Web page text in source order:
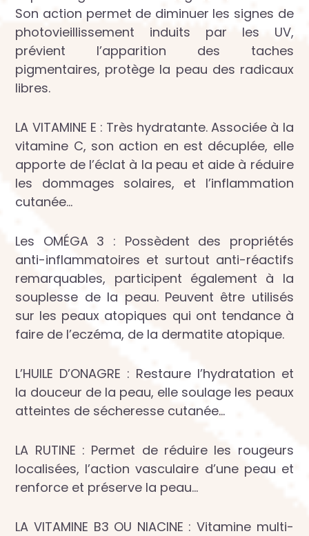
Son action permet de diminuer les signes de
photovieillissement induits par les UV,
prévient l’apparition des taches
pigmentaires, protège la peau des radicaux
libres.
LA VITAMINE E : Très hydratante. Associée à la
vitamine C, son action en est décuplée, elle
apporte de l’éclat à la peau et aide à réduire
les dommages solaires, et l’inflammation
cutanée…
Les OMÉGA 3 : Possèdent des propriétés
anti-inflammatoires et surtout anti-réactifs
remarquables, participent également à la
souplesse de la peau. Peuvent être utilisés
sur les peaux atopiques qui ont tendance à
faire de l’eczéma, de la dermatite atopique.
L’HUILE D’ONAGRE : Restaure l’hydratation et
la douceur de la peau, elle soulage les peaux
atteintes de sécheresse cutanée…
LA RUTINE : Permet de réduire les rougeurs
localisées, l’action vasculaire d’une peau et
renforce et préserve la peau…
LA VITAMINE B3 OU NIACINE : Vitamine multi-